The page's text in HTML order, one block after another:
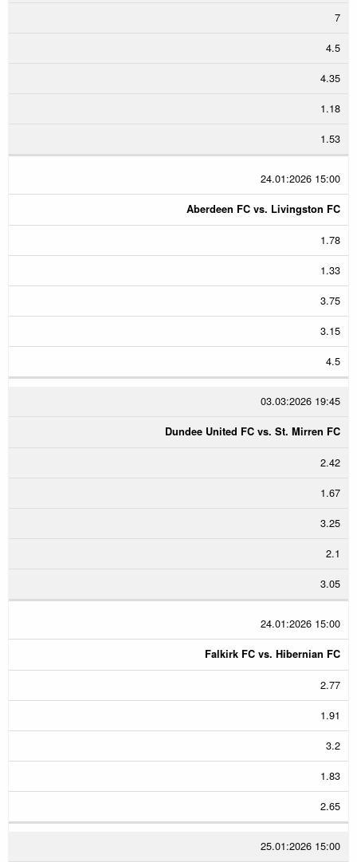
7
4.5
4.35
1.18
1.53
24.01:2026 15:00
Aberdeen FC vs. Livingston FC
1.78
1.33
3.75
3.15
4.5
03.03:2026 19:45
Dundee United FC vs. St. Mirren FC
2.42
1.67
3.25
2.1
3.05
24.01:2026 15:00
Falkirk FC vs. Hibernian FC
2.77
1.91
3.2
1.83
2.65
25.01:2026 15:00